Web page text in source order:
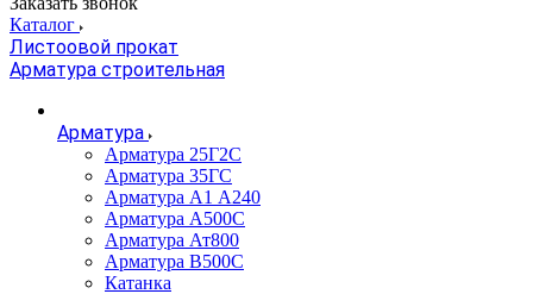
Каталог
Листоовой прокат
Арматура строительная
Арматура
Арматура 25Г2С
Арматура 35ГС
Арматура А1 А240
Арматура А500С
Арматура Ат800
Арматура В500С
Катанка